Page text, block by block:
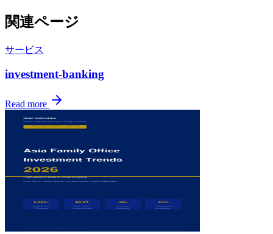
関連ページ
サービス
investment-banking
Read more